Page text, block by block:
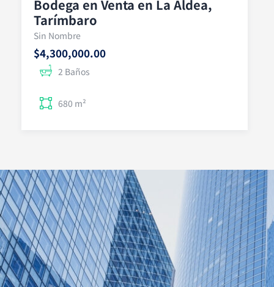
Bodega en Venta en La Aldea,
Tarímbaro
Sin Nombre
$4,300,000.00
2 Baños
680 m²